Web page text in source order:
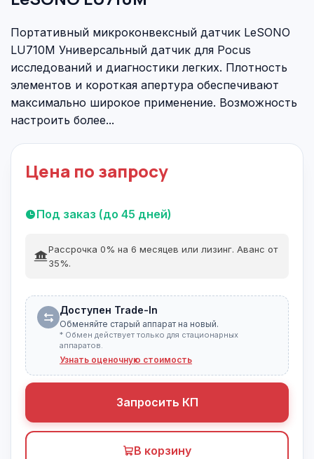
Портативный микроконвексный датчик LeSONO
LU710M Универсальный датчик для Pocus
исследований и диагностики легких. Плотность
элементов и короткая апертура обеспечивают
максимально широкое применение. Возможность
настроить более...
Цена по запросу
Под заказ (до 45 дней)
Рассрочка 0% на 6 месяцев или лизинг. Аванс от
35%.
Доступен Trade-In
Обменяйте старый аппарат на новый.
* Обмен действует только для стационарных
аппаратов.
Узнать оценочную стоимость
Запросить КП
В корзину